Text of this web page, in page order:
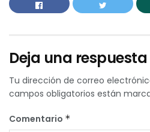
Deja una respuesta
Tu dirección de correo
campos obligatorios están
Comentario *